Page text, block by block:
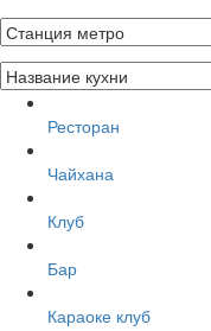
Ресторан
Чайхана
Клуб
Бар
Караоке клуб